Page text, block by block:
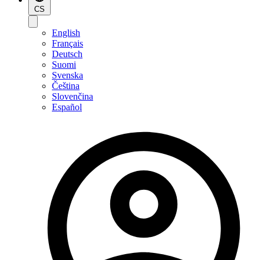
CS
English
Français
Deutsch
Suomi
Svenska
Čeština
Slovenčina
Español